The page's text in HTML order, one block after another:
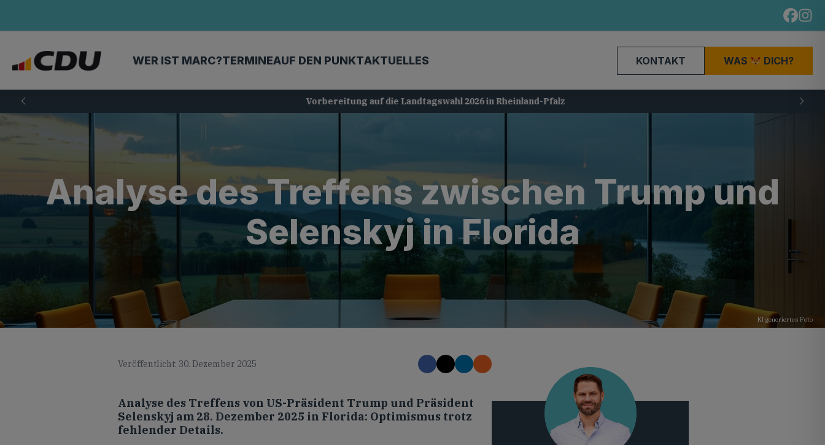
WER IST MARC?TERMINEAUF DEN PUNKTAKTUELLES KONTAKT WAS DICH?
Vorbereitung auf die Landtagswahl 2026 in Rheinland-Pfalz
Analyse des Treffens zwischen Trump und
Selenskyj in Florida
KI generiertes Foto
Veröffentlicht: 30. Dezember 2025
Analyse des Treffens von US-Präsident Trump und Präsident
Selenskyj am 28. Dezember 2025 in Florida: Optimismus trotz
fehlender Details.